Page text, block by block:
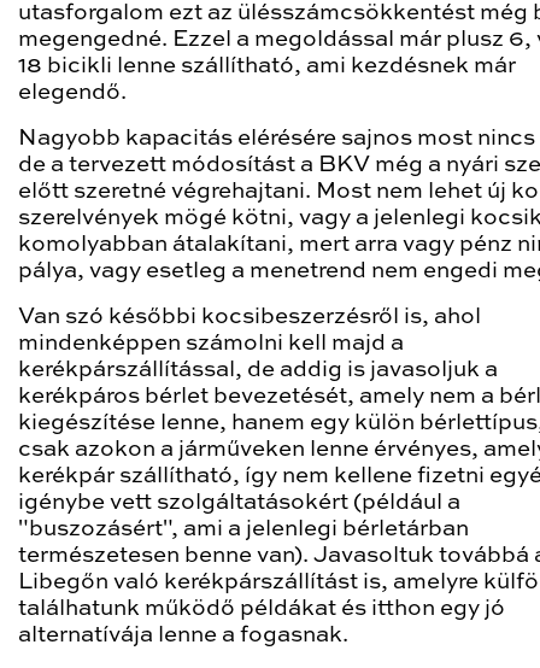
utasforgalom ezt az ülésszámcsökkentést még
megengedné. Ezzel a megoldással már plusz 6,
18 bicikli lenne szállítható, ami kezdésnek már
elegendő.
Nagyobb kapacitás elérésére sajnos most
de a tervezett módosítást a BKV még a nyári
előtt szeretné végrehajtani. Most nem lehet új
szerelvények mögé kötni, vagy a jelenlegi
komolyabban átalakítani, mert arra vagy pénz
pálya, vagy esetleg a menetrend nem engedi
Van szó későbbi kocsibeszerzésről is, ahol
mindenképpen számolni kell majd a
kerékpárszállítással, de addig is javasoljuk a
kerékpáros bérlet bevezetését, amely nem a
kiegészítése lenne, hanem egy külön
csak azokon a járműveken lenne érvényes,
kerékpár szállítható, így nem kellene fizetni
igénybe vett szolgáltatásokért (például a
"buszozásért", ami a jelenlegi bérletárban
természetesen benne van). Javasoltuk továbbá
Libegőn való kerékpárszállítást is, amelyre
találhatunk működő példákat és itthon egy jó
alternatívája lenne a fogasnak.